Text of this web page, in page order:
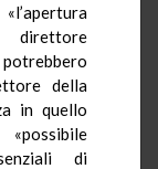
direttore
della
in quello
di